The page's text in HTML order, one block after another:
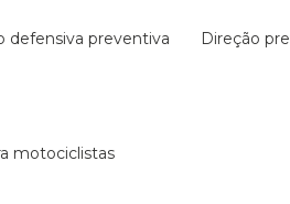
defensiva preventiva direção
motociclistas